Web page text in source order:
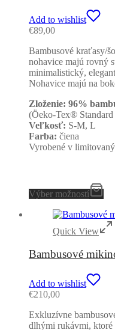
Add to wishlist
€89,00
Bambusové kraťasy/
nohavice majú rovný
minimalistický,
Nohavice majú na
Zloženie: 96%
(Öeko-Tex®
Veľkosť: S-M, L
Farba: čiena
Vyrobené v
Výber možností
Quick View
Bambusové
Add to wishlist
€210,00
Exkluzívne
dlhými rukávmi,